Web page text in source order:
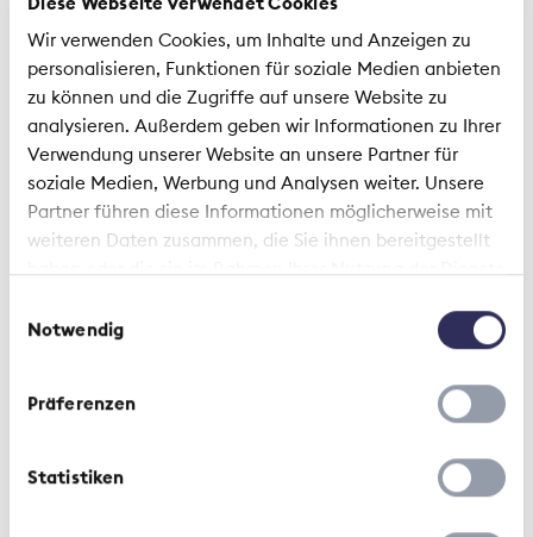
Wir verwenden Cookies, um Inhalte und Anzeigen zu
personalisieren, Funktionen für soziale Medien anbieten
zu können und die Zugriffe auf unsere Website zu
analysieren. Außerdem geben wir Informationen zu Ihrer
Verwendung unserer Website an unsere Partner für
soziale Medien, Werbung und Analysen weiter. Unsere
Partner führen diese Informationen möglicherweise mit
weiteren Daten zusammen, die Sie ihnen bereitgestellt
haben oder die sie im Rahmen Ihrer Nutzung der Dienste
Notwendig
Präferenzen
Statistiken
In modo che l'assicurazione
malattia complementare paghi
sicuramente: 6 suggerimenti
prima della degenza ospedaliera
Vantaggi dell'assicurazione